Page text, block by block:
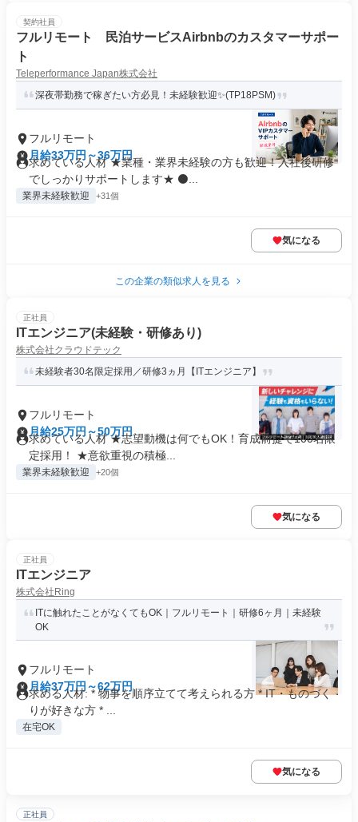
契約社員
フルリモート 民泊サービスAirbnbのカスタマーサポー
ト
Teleperformance Japan株式会社
深夜帯勤務で稼ぎたい方必見！未経験歓迎✨(TP18PSM)
フルリモート
月給33万円～36万円
求めている人材 ★業種・業界未経験の方も歓迎！入社後研修
でしっかりサポートします★ ⚫...
業界未経験歓迎 +31個
気になる
この企業の類似求人を見る
正社員
ITエンジニア(未経験・研修あり)
株式会社クラウドテック
未経験者30名限定採用／研修3ヵ月【ITエンジニア】
フルリモート
月給25万円～50万円
求めている人材 ★志望動機は何でもOK！育成前提で100名限
定採用！ ★意欲重視の積極...
業界未経験歓迎 +20個
気になる
正社員
ITエンジニア
株式会社Ring
ITに触れたことがなくてもOK｜フルリモート｜研修6ヶ月｜未経験
OK
フルリモート
月給37万円～62万円
求める人材: * 物事を順序立てて考えられる方 * IT・ものづく
りが好きな方 * ...
在宅OK
気になる
正社員